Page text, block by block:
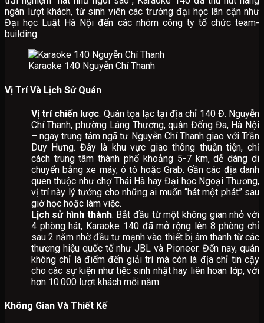
ngàn lượt khách, từ sinh viên các trường đại học lân cận như
Đại học Luật Hà Nội đến các nhóm công ty tổ chức team-
building.
Karaoke 140 Nguyễn Chí Thanh
Vị Trí Và Lịch Sử Quán
Vị trí chiến lược: Quán tọa lạc tại địa chỉ 140 Đ. Nguyễn
Chí Thanh, phường Láng Thượng, quận Đống Đa, Hà Nội
– ngay trung tâm ngã tư Nguyễn Chí Thanh giao với Trần
Duy Hưng. Đây là khu vực giao thông thuận tiện, chỉ
cách trung tâm thành phố khoảng 5-7 km, dễ dàng di
chuyển bằng xe máy, ô tô hoặc Grab. Gần các địa danh
quen thuộc như chợ Thái Hà hay Đại học Ngoại Thương,
vị trí này lý tưởng cho những ai muốn “hát một phát” sau
giờ học hoặc làm việc.
Lịch sử hình thành: Bắt đầu từ một không gian nhỏ với
4 phòng hát, Karaoke 140 đã mở rộng lên 8 phòng chỉ
sau 2 năm nhờ đầu tư mạnh vào thiết bị âm thanh từ các
thương hiệu quốc tế như JBL và Pioneer. Đến nay, quán
không chỉ là điểm đến giải trí mà còn là địa chỉ tin cậy
cho các sự kiện như tiệc sinh nhật hay liên hoan lớp, với
hơn 10.000 lượt khách mỗi năm.
Không Gian Và Thiết Kế